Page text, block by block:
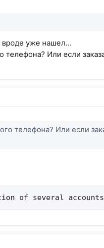
вроде уже нашел...
телефона? Или если
телефона? Или если
several accounts